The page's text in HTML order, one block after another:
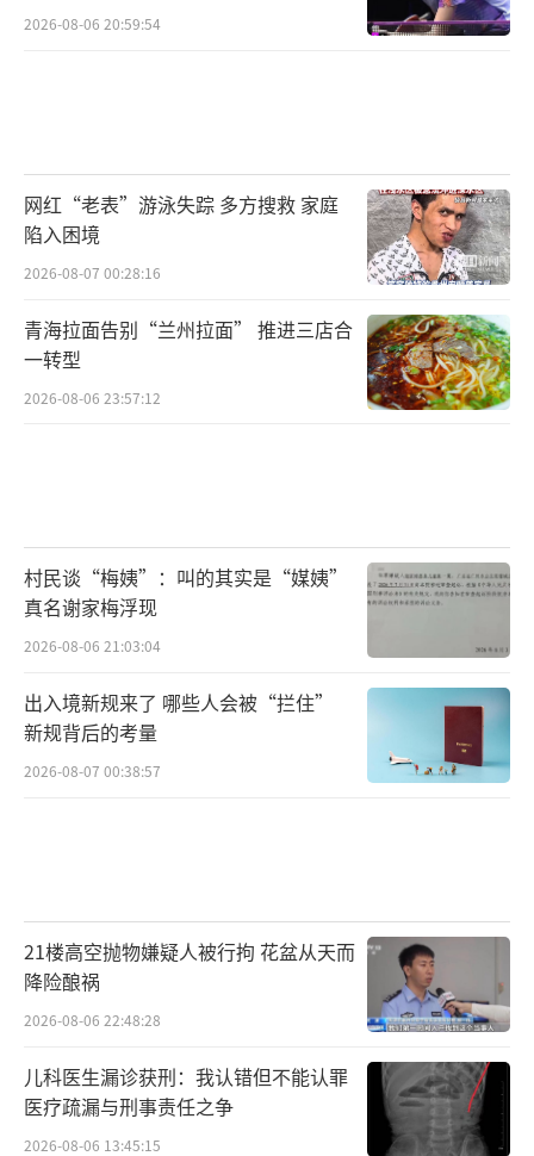
2026-08-06 20:59:54
网红“老表”游泳失踪 多方搜救 家庭
陷入困境
2026-08-07 00:28:16
青海拉面告别“兰州拉面” 推进三店合
一转型
2026-08-06 23:57:12
村民谈“梅姨”：叫的其实是“媒姨”
真名谢家梅浮现
2026-08-06 21:03:04
出入境新规来了 哪些人会被“拦住”
新规背后的考量
2026-08-07 00:38:57
21楼高空抛物嫌疑人被行拘 花盆从天而
降险酿祸
2026-08-06 22:48:28
儿科医生漏诊获刑：我认错但不能认罪
医疗疏漏与刑事责任之争
2026-08-06 13:45:15